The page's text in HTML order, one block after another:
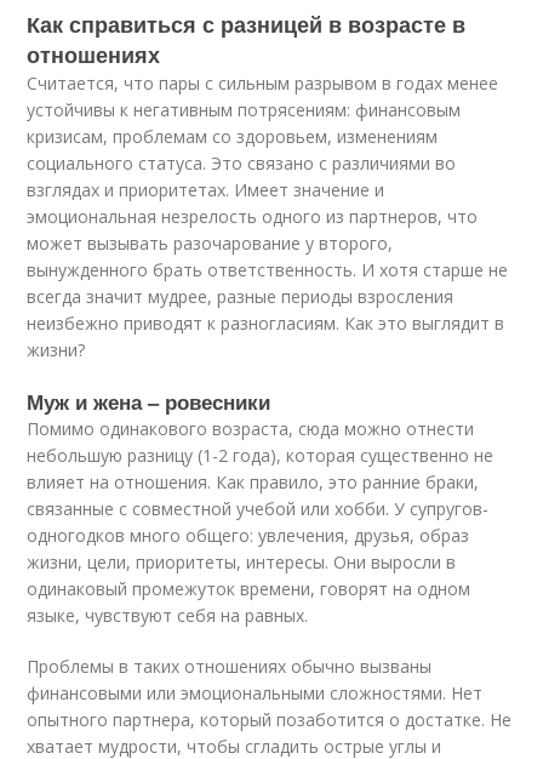
Как справиться с разницей в возрасте в
отношениях
Считается, что пары с сильным разрывом в годах менее
устойчивы к негативным потрясениям: финансовым
кризисам, проблемам со здоровьем, изменениям
социального статуса. Это связано с различиями во
взглядах и приоритетах. Имеет значение и
эмоциональная незрелость одного из партнеров, что
может вызывать разочарование у второго,
вынужденного брать ответственность. И хотя старше не
всегда значит мудрее, разные периоды взросления
неизбежно приводят к разногласиям. Как это выглядит в
жизни?
Муж и жена – ровесники
Помимо одинакового возраста, сюда можно отнести
небольшую разницу (1-2 года), которая существенно не
влияет на отношения. Как правило, это ранние браки,
связанные с совместной учебой или хобби. У супругов-
одногодков много общего: увлечения, друзья, образ
жизни, цели, приоритеты, интересы. Они выросли в
одинаковый промежуток времени, говорят на одном
языке, чувствуют себя на равных.
Проблемы в таких отношениях обычно вызваны
финансовыми или эмоциональными сложностями. Нет
опытного партнера, который позаботится о достатке. Не
хватает мудрости, чтобы сгладить острые углы и